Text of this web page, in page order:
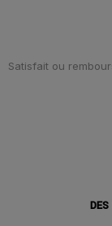
Satisfait ou